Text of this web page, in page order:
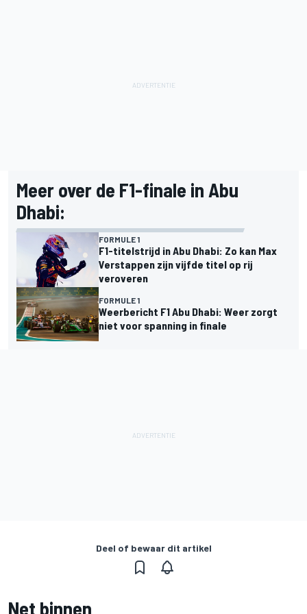
Meer over de F1-finale in Abu
Dhabi:
FORMULE 1
F1-titelstrijd in Abu Dhabi: Zo kan Max
Verstappen zijn vijfde titel op rij
veroveren
FORMULE 1
Weerbericht F1 Abu Dhabi: Weer zorgt
niet voor spanning in finale
Deel of bewaar dit artikel
Net binnen